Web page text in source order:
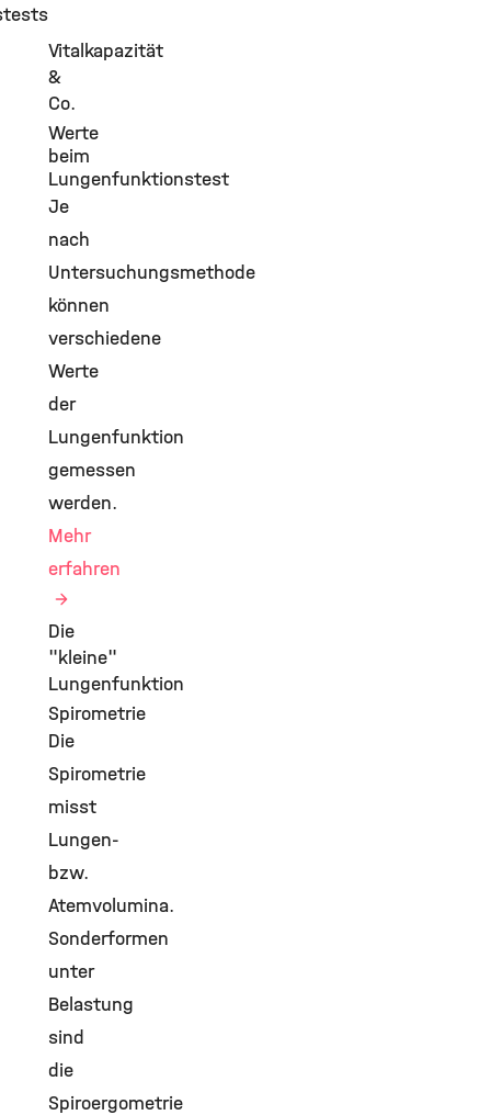
Vitalkapazität
&
Co.
Werte
beim
Lungenfunktionstest
Je
nach
Untersuchungsmethode
können
verschiedene
Werte
der
Lungenfunktion
gemessen
werden.
Mehr
erfahren
Die
"kleine"
Lungenfunktion
Spirometrie
Die
Spirometrie
misst
Lungen-
bzw.
Atemvolumina.
Sonderformen
unter
Belastung
sind
die
Spiroergometrie